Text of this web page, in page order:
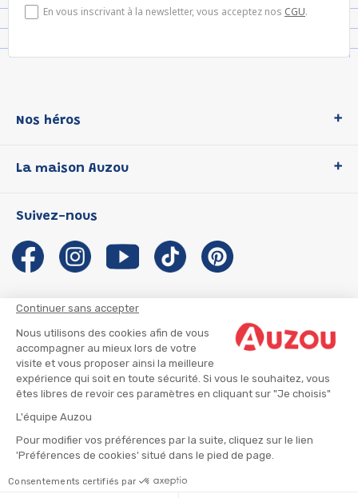
Continuer sans accepter
Nous utilisons des cookies afin de vous
accompagner au mieux lors de votre
visite et vous proposer ainsi la meilleure
expérience qui soit en toute sécurité. Si vous le souhaitez, vous
êtes libres de revoir ces paramètres en cliquant sur "Je choisis"
L'équipe Auzou
Pour modifier vos préférences par la suite, cliquez sur le lien
'Préférences de cookies' situé dans le pied de page.
Consentements certifiés par
En vous inscrivant à la newsletter, vous acceptez nos CGU.
Nos héros
P'tit Loup
Les Influenceuses
Migali
Petite Taupe
La maison Auzou
Notre histoire
Auzou s'engage
Auteurs et illustrateurs Auzou
Suivre mon colis
Infos consommateur
Suivez-nous
CGU
CGV
Mentions légales
© 2026 - AUZOU |